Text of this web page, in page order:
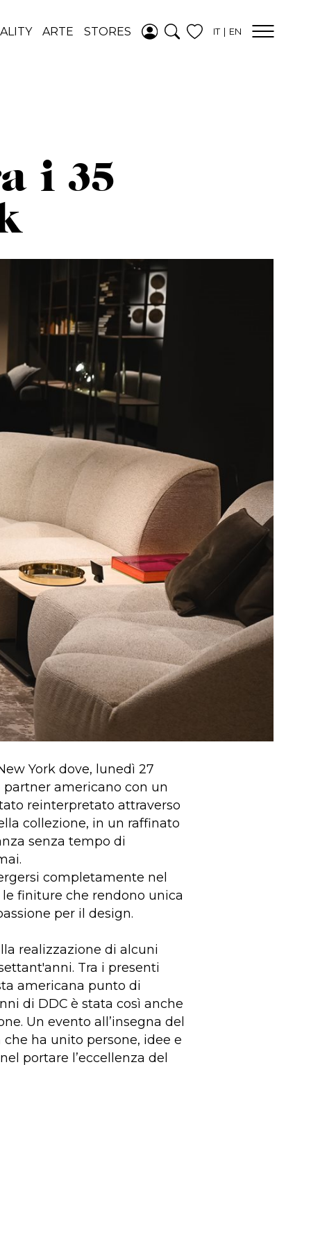
AGGIUNTO ALLA
WISHLIST
ARTE STORES IT EN
i 35
York dove, lunedì 27
americano con un
reinterpretato attraverso
collezione, in un raffinato
senza tempo di
completamente nel
finiture che rendono unica
per il design.
realizzazione di alcuni
Tra i presenti
americana punto di
di DDC è stata così anche
Un evento all’insegna del
ha unito persone, idee e
portare l’eccellenza del